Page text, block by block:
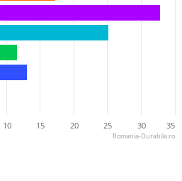
10 15 20 25 30 35
Romania-Durabila.ro